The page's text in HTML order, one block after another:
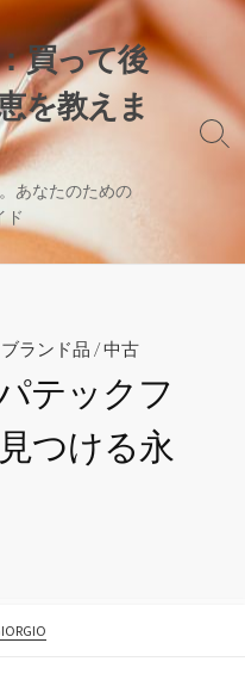
買って後
を教えま
あなたのための
ド
検
ブランド品 /中古
テックフ
つける永